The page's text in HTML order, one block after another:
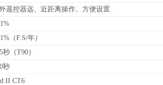
遥控器远、近距离操作、方便设置
（F.S/年）
秒（T90）
秒
II CT6